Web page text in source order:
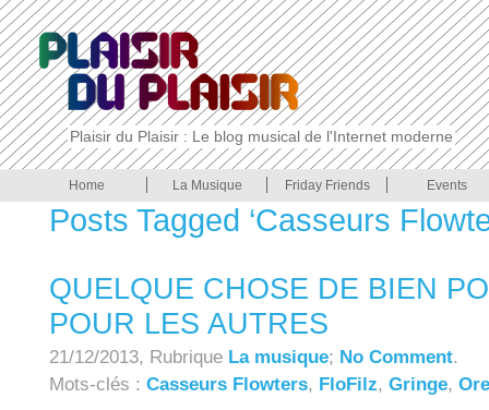
Plaisir du Plaisir : Le blog musical de l'Internet moderne
Home La Musique Friday Friends Events
Posts Tagged ‘Casseurs
QUELQUE CHOSE DE BIEN
POUR LES AUTRES
21/12/2013, Rubrique La musique; No Comment.
Mots-clés : Casseurs Flowters, FloFilz, Gringe,